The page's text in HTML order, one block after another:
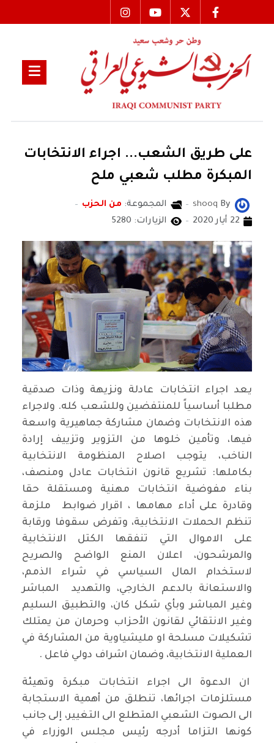
على طريق الشعب... اجراء الانتخابات
المبكرة مطلب شعبي ملح
By
shooq المجموعة: من الحزب
22 أيار 2020
الزيارات: 5280
يعد اجراء انتخابات عادلة ونزيهة وذات صدقية
مطلبا أساسياً للمنتفضين وللشعب كله. ولاجراء
هذه الانتخابات وضمان مشاركة جماهيرية واسعة
فيها، وتأمين خلوها من التزوير وتزييف إرادة
الناخب، يتوجب اصلاح المنظومة الانتخابية
بكاملها: تشريع قانون انتخابات عادل ومنصف،
بناء مفوضية انتخابات مهنية ومستقلة حقا
وقادرة على أداء مهامها ، اقرار ضوابط ملزمة
تنظم الحملات الانتخابية، وتفرض سقوفا ورقابة
على الاموال التي تنفقها الكتل الانتخابية
والمرشحون، اعلان المنع الواضح والصريح
لاستخدام المال السياسي في شراء الذمم،
والاستعانة بالدعم الخارجي، والتهديد المباشر
وغير المباشر وبأي شكل كان، والتطبيق السليم
وغير الانتقائي لقانون الأحزاب وحرمان من يمتلك
تشكيلات مسلحة او مليشياوية من المشاركة في
العملية الانتخابية، وضمان اشراف دولي فاعل .
ان الدعوة الى اجراء انتخابات مبكرة وتهيئة
مستلزمات اجرائها، تنطلق من أهمية الاستجابة
الى الصوت الشعبي المتطلع الى التغيير، إلى جانب
كونها التزاما أدرجه رئيس مجلس الوزراء في